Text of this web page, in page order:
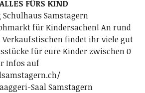
FÜRS KIND
Samstagern
für Kindersachen! An rund
Verkaufstischen findet ihr viele gut
für eure Kinder zwischen 0
Infos auf
Saal Samstagern